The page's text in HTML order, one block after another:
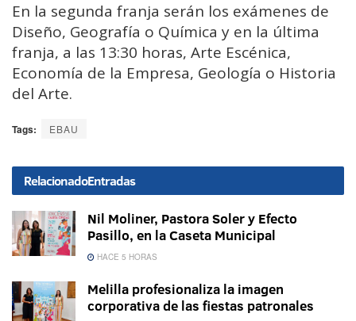
En la segunda franja serán los exámenes de
Diseño, Geografía o Química y en la última
franja, a las 13:30 horas, Arte Escénica,
Economía de la Empresa, Geología o Historia
del Arte.
Tags: EBAU
RelacionadoEntradas
Nil Moliner, Pastora Soler y Efecto
Pasillo, en la Caseta Municipal
HACE 5 HORAS
Melilla profesionaliza la imagen
corporativa de las fiestas patronales